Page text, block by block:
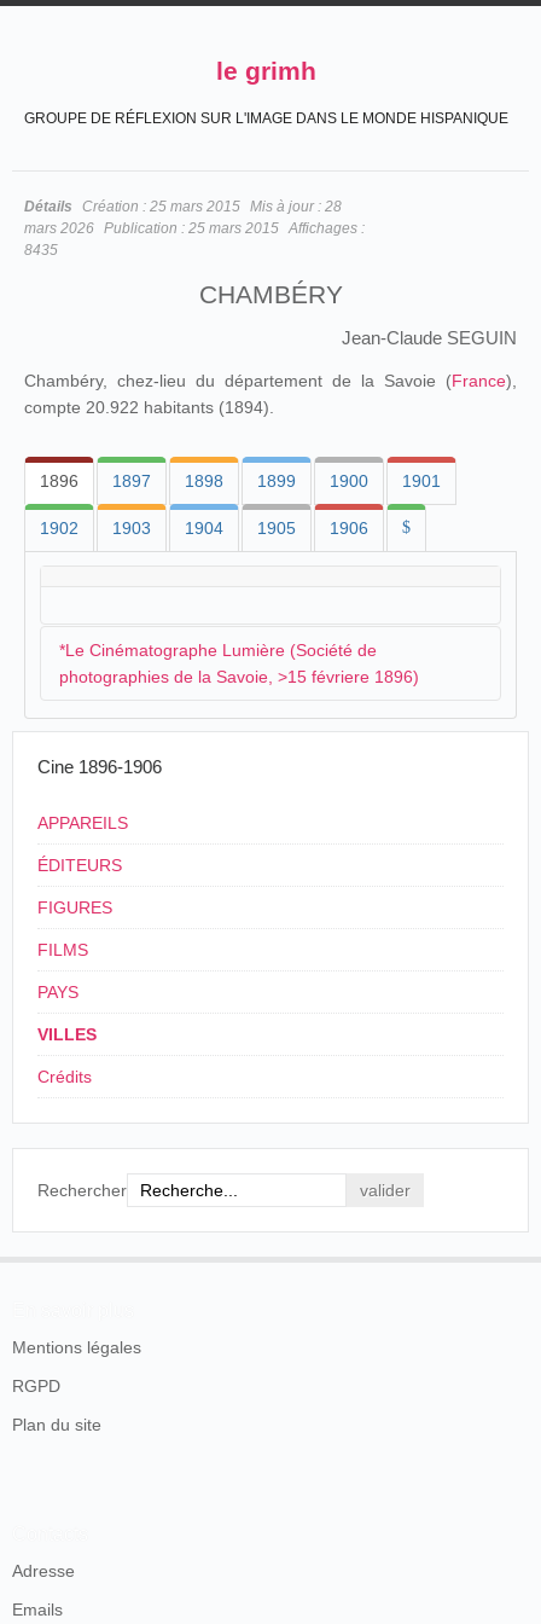
le grimh
GROUPE DE RÉFLEXION SUR L'IMAGE DANS LE MONDE HISPANIQUE
Détails Création : 25 mars 2015 Mis à jour : 28
mars 2026 Publication : 25 mars 2015 Affichages :
8435
CHAMBÉRY
Jean-Claude SEGUIN
Chambéry, chez-lieu du département de la Savoie (France),
compte 20.922 habitants (1894).
1896 1897 1898 1899 1900 1901
1902 1903 1904 1905 1906 $
*Le Cinématographe Lumière (Société de
photographies de la Savoie, >15 févriere 1896)
d'inviter les Lumière à organiser une séance:
Assemblée générale du 6 février 1896.
Lumière, nous espérons offrir en mars ou avril
une séance de projections avec le
illusion du mouvement. M. Mullin, professeur de
veut bien nous faire un cours pratique de
photographie résumant le volume qu'il a publié
Cine 1896-1906
APPAREILS
ÉDITEURS
FIGURES
FILMS
PAYS
VILLES
Crédits
Rechercher
Mentions légales
RGPD
Plan du site
Adresse
Emails